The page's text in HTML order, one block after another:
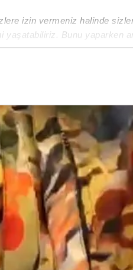
izin vermeniz halinde
yaşatabiliriz. Bunu yaparken
sunabilmek adına elimizden
kullanıcılar, bu
iyi bir hizmet sunabilmek
çeşitli kişisel
kullanılmaktadır. Diğer
faaliyetlerinin
ilişkin tercihlerinizi aşağıda
tıklayabilir,Çerez
Kişisel Verilerin
uygun olarak kullanılan